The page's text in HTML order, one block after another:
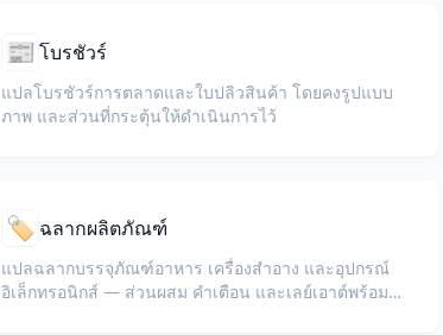
📰 โบรชัวร์
แปลโบรชัวร์การตลาดและใบปลิวสินค้า โดยคงรูปแบบ
ภาพ และส่วนที่กระตุ้นให้ดำเนินการไว้
🏷️ ฉลากผลิตภัณฑ์
แปลฉลากบรรจุภัณฑ์อาหาร เครื่องสำอาง และอุปกรณ์
อิเล็กทรอนิกส์ — ส่วนผสม คำเตือน และเลย์เอาต์พร้อม